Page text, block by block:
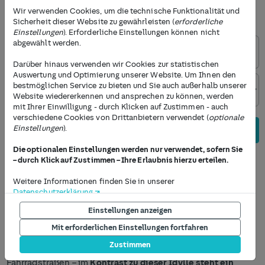
Wir verwenden Cookies, um die technische Funktionalität und
Sicherheit dieser Website zu gewährleisten (erforderliche
Einstellungen). Erforderliche Einstellungen können nicht
abgewählt werden.
Darüber hinaus verwenden wir Cookies zur statistischen
Auswertung und Optimierung unserer Website. Um Ihnen den
bestmöglichen Service zu bieten und Sie auch außerhalb unserer
Website wiedererkennen und ansprechen zu können, werden
mit Ihrer Einwilligung - durch Klicken auf Zustimmen - auch
verschiedene Cookies von Drittanbietern verwendet (optionale
Einstellungen).
Die optionalen Einstellungen werden nur verwendet, sofern Sie
– durch Klick auf Zustimmen – Ihre Erlaubnis hierzu erteilen.
Weitere Informationen finden Sie in unserer
Datenschutzerklärung
.
Die Möglichkeit, Ihre Einstellungen jederzeit anzupassen, finden
Sie am Ende jeder Seite unter dem Punkt "Privatsphäre
Einstellungen". Um Einstellungen jetzt vorzunehmen, drücken
Sie auf den Button "Einstellungen anzeigen" unterhalb dieses
Textes.
Einstellungen anzeigen
Mit erforderlichen Einstellungen fortfahren
Zustimmen
Nenne uns den gewünschten Service, und wir bringen Dich
zu den passenden Werkstätten in und um Münster.
Zuverlässiger Service für Dein Auto in
unseren Kfz-Werkstätten in Münster
Eine charmante Altstadt mit einem Dom im Zentrum,
entspannten Fußgänger*innen und gut ausgebauten
Fahrradstraßen – imKontrast zu dieser Idylle steht ein